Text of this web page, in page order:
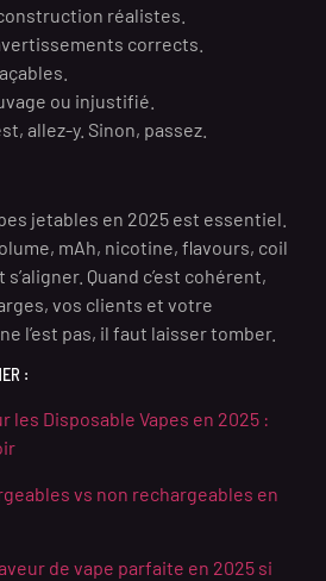
réalistes.
corrects.
ou injustifié.
allez-y. Sinon, passez.
jetables en 2025 est essentiel.
mAh, nicotine, flavours, coil
Quand c’est cohérent,
vos clients et votre
l’est pas, il faut laisser tomber.
:
les Disposable Vapes en 2025 :
vs non rechargeables en
de vape parfaite en 2025 si